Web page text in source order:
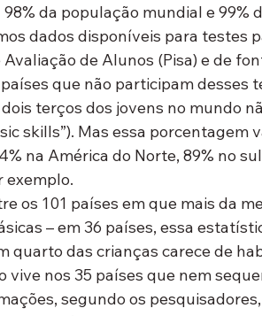
da população mundial e 99%
dados disponíveis para testes
de Alunos (Pisa) e de
que não participam desses
terços dos jovens no mundo
skills”). Mas essa
na América do Norte, 89% no
exemplo.
os 101 países em que mais da
– em 36 países, essa
quarto das crianças carece de
vive nos 35 países que nem
segundo os